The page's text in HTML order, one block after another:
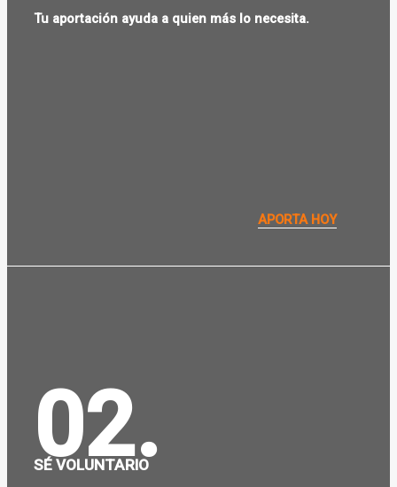
Tu aportación ayuda a quien más lo necesita.
APORTA HOY
02.
SÉ VOLUNTARIO